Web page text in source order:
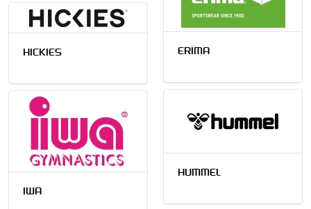
ERIMA
HICKIES
HUMMEL
IWA